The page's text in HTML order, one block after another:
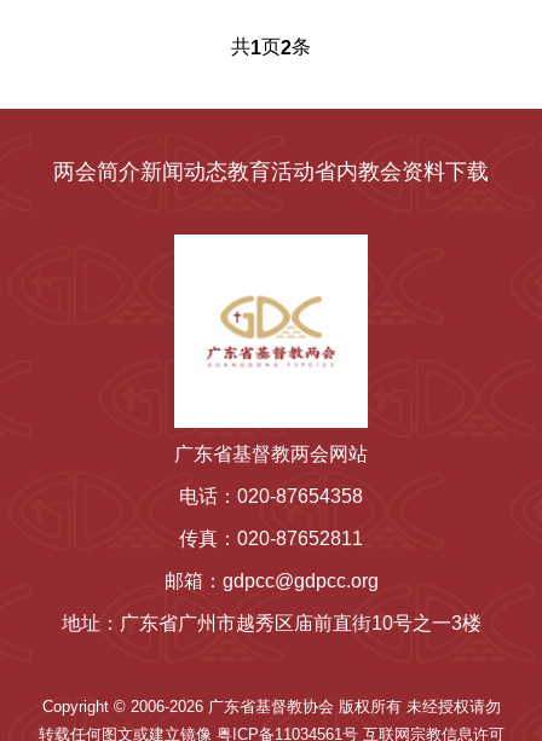
共1页2条
两会简介新闻动态教育活动省内教会资料下载
广东省基督教两会网站
电话：020-87654358
传真：020-87652811
邮箱：gdpcc@gdpcc.org
地址：广东省广州市越秀区庙前直街10号之一3楼
Copyright © 2006-2026 广东省基督教协会 版权所有 未经授权请勿
转载任何图文或建立镜像 粤ICP备11034561号 互联网宗教信息许可